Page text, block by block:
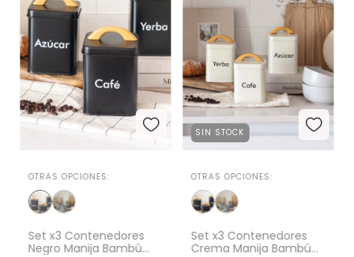
OTRAS OPCIONES:
Set x3 Contenedores
Negro Manija Bambú
SIN STOCK
OTRAS OPCIONES:
Set x3 Contenedores
Crema Manija Bambú